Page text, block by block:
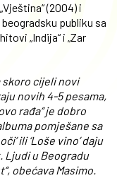
(2004) i
beogradsku publiku sa
„Indija“ i „Zar
skoro cijeli novi
novih 4-5 pesama,
rađa“ je dobro
pomješane sa
ili ‘Loše vino’ daju
u Beogradu
obećava Masimo.